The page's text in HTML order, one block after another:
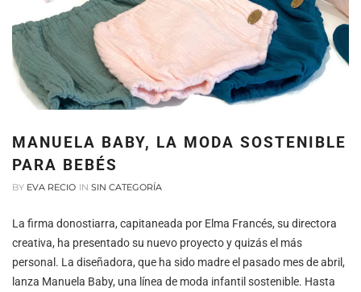
MANUELA BABY, LA MODA SOSTENIBLE
PARA BEBÉS
BY EVA RECIO IN SIN CATEGORÍA
La firma donostiarra, capitaneada por Elma Francés, su directora
creativa, ha presentado su nuevo proyecto y quizás el más
personal. La diseñadora, que ha sido madre el pasado mes de abril,
lanza Manuela Baby, una línea de moda infantil sostenible. Hasta